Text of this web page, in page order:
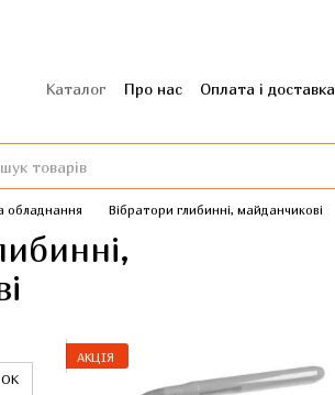
Каталог Про нас Оплата і доставка
обладнання Вібратори глибинні, майданчикові
АКЦІЯ
ОК